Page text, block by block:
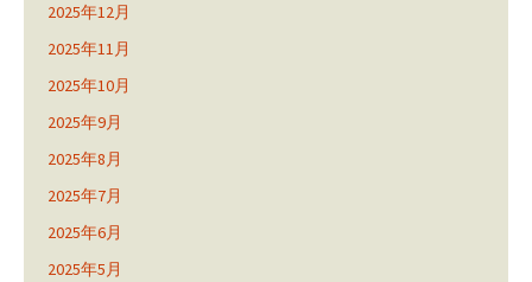
2025年12月
2025年11月
2025年10月
2025年9月
2025年8月
2025年7月
2025年6月
2025年5月